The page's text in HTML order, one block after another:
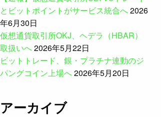
とビットポイントがサービス統合へ2026
年6月30日
仮想通貨取引所OKJ、ヘデラ（HBAR）
取扱いへ2026年5月22日
ビットトレード、銀・プラチナ連動のジ
パングコイン上場へ2026年5月20日
アーカイブ